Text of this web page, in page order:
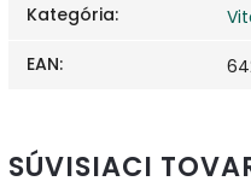
Kategória:
EAN:
SÚVISIACI